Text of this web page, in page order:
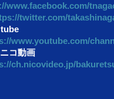
www.facebook.com/
twitter.com/
www.youtube.com/
コ動画
ch.nicovideo.jp/